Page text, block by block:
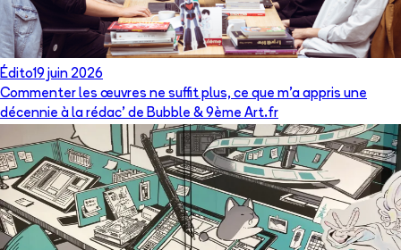
Édito19 juin 2026
Commenter les œuvres ne suffit plus, ce que m’a appris une
décennie à la rédac’ de Bubble & 9ème Art.fr